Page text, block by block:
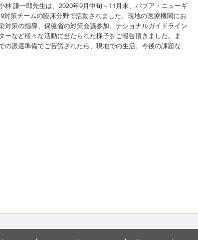
謙一郎先生は、2020年9月中旬～11月末、パプア・ニューギ
策チームの臨床分野で活動されました。現地の医療機関にお
策の指導、保健省の対策会議参加、ナショナルガイドライン
など様々な活動に当たられた様子をご報告頂きました。ま
派遣準備でご苦労された点、現地での生活、今後の課題な